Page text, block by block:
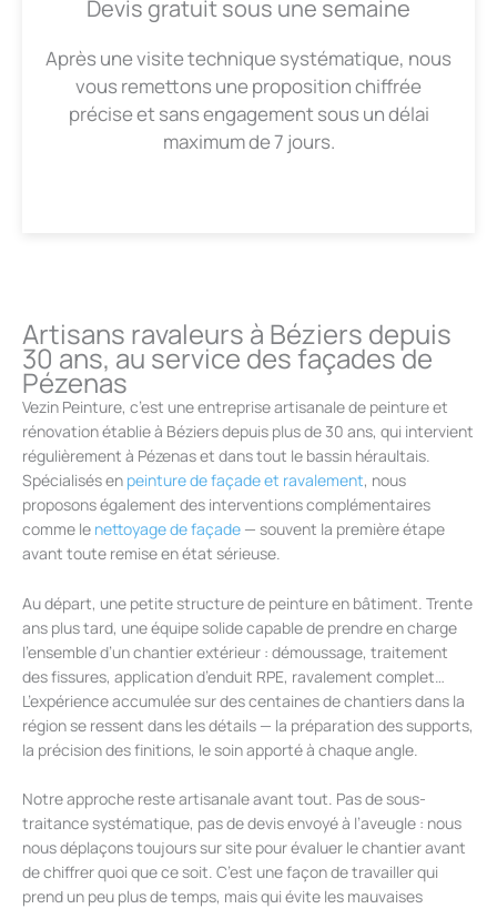
Devis gratuit sous une semaine
Après une visite technique systématique, nous
vous remettons une proposition chiffrée
précise et sans engagement sous un délai
maximum de 7 jours.
Artisans ravaleurs à Béziers depuis
30 ans, au service des façades de
Pézenas
Vezin Peinture, c’est une entreprise artisanale de peinture et
rénovation établie à Béziers depuis plus de 30 ans, qui intervient
régulièrement à Pézenas et dans tout le bassin héraultais.
Spécialisés en peinture de façade et ravalement, nous
proposons également des interventions complémentaires
comme le nettoyage de façade — souvent la première étape
avant toute remise en état sérieuse.
Au départ, une petite structure de peinture en bâtiment. Trente
ans plus tard, une équipe solide capable de prendre en charge
l’ensemble d’un chantier extérieur : démoussage, traitement
des fissures, application d’enduit RPE, ravalement complet…
L’expérience accumulée sur des centaines de chantiers dans la
région se ressent dans les détails — la préparation des supports,
la précision des finitions, le soin apporté à chaque angle.
Notre approche reste artisanale avant tout. Pas de sous-
traitance systématique, pas de devis envoyé à l’aveugle : nous
nous déplaçons toujours sur site pour évaluer le chantier avant
de chiffrer quoi que ce soit. C’est une façon de travailler qui
prend un peu plus de temps, mais qui évite les mauvaises